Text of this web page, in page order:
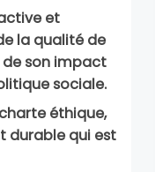
et
la qualité de
de son impact
sociale.
éthique,
durable qui est